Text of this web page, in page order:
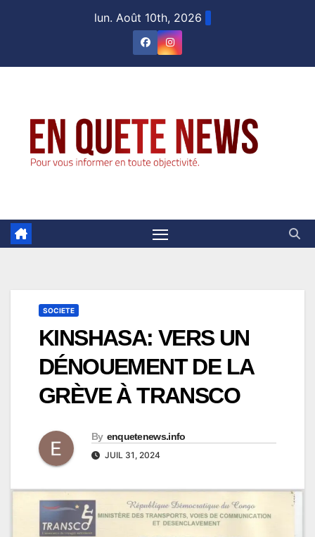
lun. Août 10th, 2026
SOCIETE
KINSHASA: VERS UN
DÉNOUEMENT DE LA
GRÈVE À TRANSCO
By enquetenews.info
JUIL 31, 2024